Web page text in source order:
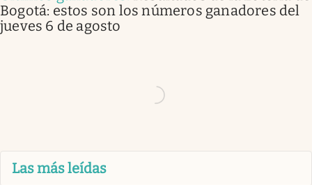
Bogotá: estos son los números ganadores del
jueves 6 de agosto
Las más leídas